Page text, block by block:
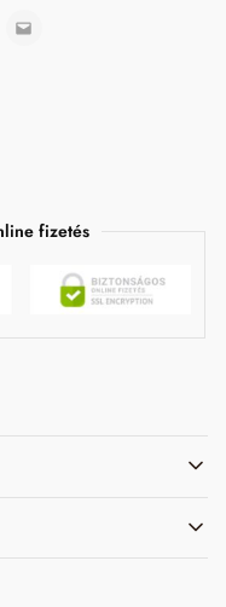
fizetés